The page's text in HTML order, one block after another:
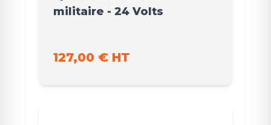
militaire - 24 Volts
127,00 € HT